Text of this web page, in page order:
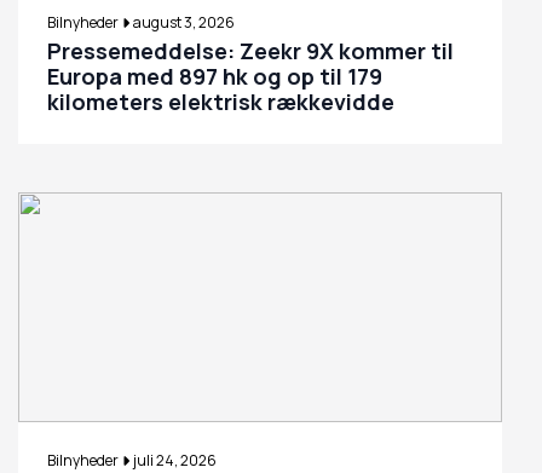
Bilnyheder august 3, 2026
Pressemeddelse: Zeekr 9X kommer til
Europa med 897 hk og op til 179
kilometers elektrisk rækkevidde
Bilnyheder juli 24, 2026